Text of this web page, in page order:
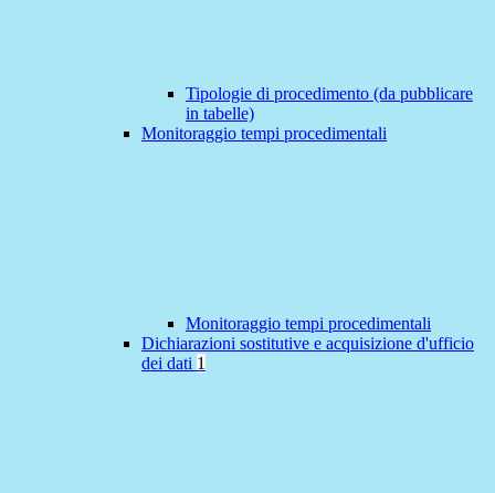
Tipologie di procedimento (da pubblicare
in tabelle)
Monitoraggio tempi procedimentali
Monitoraggio tempi procedimentali
Dichiarazioni sostitutive e acquisizione d'ufficio
dei dati 1